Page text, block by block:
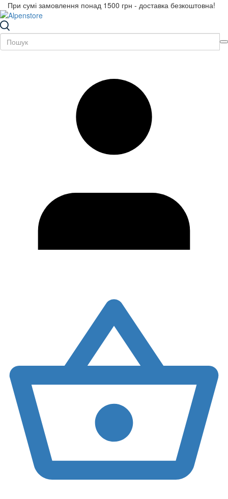
При сумі замовлення понад 1500 грн - доставка безкоштовна!